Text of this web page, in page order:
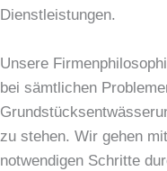
Dienstleistungen.
Unsere
bei sämtlichen
zu stehen. Wir gehen
notwendigen Schritte